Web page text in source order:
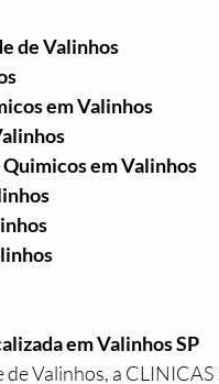
de Valinhos
em Valinhos
em Valinhos
em Valinhos SP